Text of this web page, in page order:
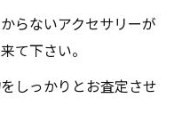
らないアクセサリーが
て下さい。
しっかりとお査定させ